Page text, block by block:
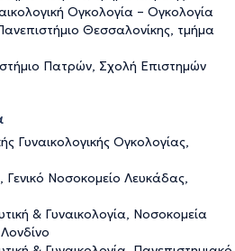
Ογκολογία – Ογκολογία
Θεσσαλονίκης, τμήμα
Πατρών, Σχολή Επιστημών
Γυναικολογικής Ογκολογίας,
Γενικό Νοσοκομείο Λευκάδας,
& Γυναικολογία, Νοσοκομεία